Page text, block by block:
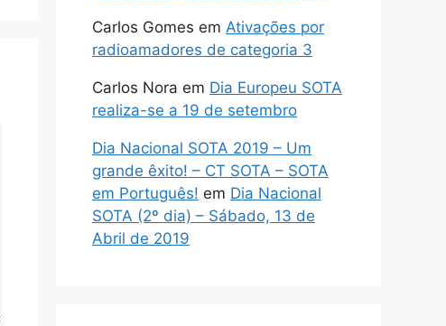
Carlos Gomes em Ativações por
radioamadores de categoria 3
Carlos Nora em Dia Europeu SOTA
realiza-se a 19 de setembro
Dia Nacional SOTA 2019 – Um
grande êxito! – CT SOTA – SOTA
em Português! em Dia Nacional
SOTA (2º dia) – Sábado, 13 de
Abril de 2019